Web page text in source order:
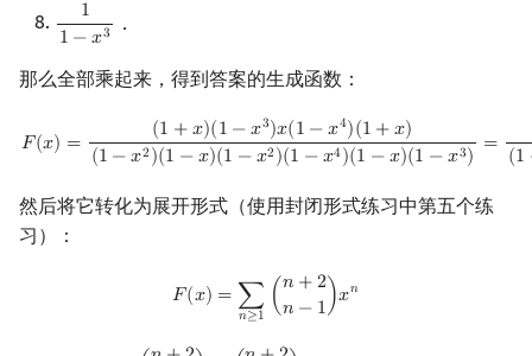
1
1 −𝑥3
11−x3 ．
那么全部乘起来，得到答案的生成函数：
𝐹(𝑥) = (1 +𝑥)(1 −𝑥3)𝑥(1 −𝑥4)(1 +𝑥)
(1 −𝑥2)(1 −𝑥)(1 −𝑥2)(1 −𝑥4)(1 −𝑥)(1 −𝑥3) = (1
x(1 −x4)(1+x)( 1−x2)(1−x) (1−x2) (1−x4
然后将它转化为展开形式（使用封闭形式练习中第五个练
习）：
𝐹(𝑥) = ∑
𝑛≥1
(𝑛 +2
𝑛 − 1 )𝑥𝑛
F( x) n≥1( n+2 n− 1)x